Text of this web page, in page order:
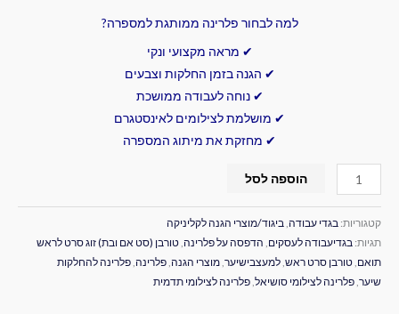
למה לבחור פלרינה ממותגת למספרה?
✔ מראה מקצועי ונקי
✔ הגנה בזמן החלקות וצבעים
✔ נוחה לעבודה ממושכת
✔ מושלמת לצילומים לאינסטגרם
✔ מחזקת את מיתוג המספרה
הוספה לסל
קטגוריות: בגדי עבודה ביגוד/מוצרי הגנה לקליניקה
תגיות: בגדיעבודה לעסקים הדפסה על פלרינה טורבן (סט אם ובת) זוג סרט לראש
תואם טורבן סרט ראש למעצבישיער מוצרי הגנה פלרינה פלרינה להחלקות
שיער פלרינה לצילומי סושיאל פלרינה לצילומי תדמית